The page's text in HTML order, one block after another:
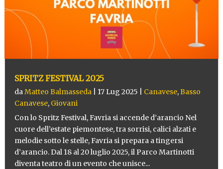
SPRITZ FESTIVAL 2025
daMatteo Balmasseda| 17 Lug 2025 Canavese,Basso
Canavese, Giovani
Con lo Spritz Festival, Favria si accende d’arancio Nel
cuore dell’estate piemontese, tra sorrisi, calici alzati e
melodie sotto le stelle, Favria si prepara a tingersi
d’arancio. Dal 18 al 20 luglio 2025, il Parco Martinotti
diventa teatro di un evento che unisce...